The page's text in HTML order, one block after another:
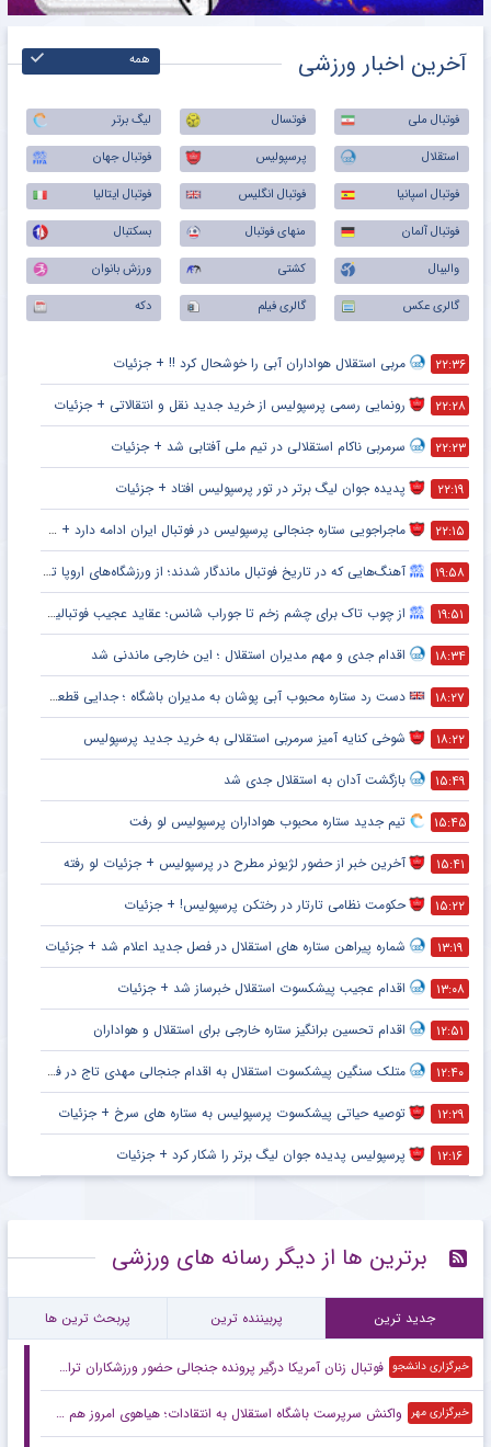
آخرین اخبار ورزشی همه
فوتبال ملی فوتسال
لیگ برتر
استقلال
پرسپولیس
فوتبال جهان
فوتبال اسپانیا
فوتبال انگلیس
فوتبال ایتالیا
فوتبال آلمان
منهای فوتبال
بسکتبال
والیبال
کشتی
ورزش بانوان
گالری عکس
گالری فیلم دکه
۲۲:۳۶ مربی استقلال هواداران آبی را خوشحال کرد !! + جزئیات
۲۲:۲۸ رونمایی رسمی پرسپولیس از خرید جدید نقل و انتقالاتی + جزئیات
۲۲:۲۳ سرمربی ناکام استقلالی در تیم ملی آفتابی شد + جزئیات
۲۲:۱۹ پدیده جوان لیگ برتر در تور پرسپولیس افتاد + جزئیات
۲۲:۱۵ ماجراجویی ستاره جنجالی پرسپولیس در فوتبال ایران ادامه دارد + جزئیات
۱۹:۵۸ آهنگ‌هایی که در تاریخ فوتبال ماندگار شدند؛ از ورزشگاه‌های اروپا تا جام جهانی
۱۹:۵۱ از چوب تاک برای چشم زخم تا جوراب شانس؛ عقاید عجیب فوتبالیست‌ها!
۱۸:۳۴ اقدام جدی و مهم مدیران استقلال ؛ این خارجی ماندنی شد
۱۸:۲۷ دست رد ستاره محبوب آبی پوشان به مدیران باشگاه ؛ جدایی قطعی است !
۱۸:۲۲ شوخی کنایه آمیز سرمربی استقلالی به خرید جدید پرسپولیس
۱۵:۴۹ بازگشت آدان به استقلال جدی شد
۱۵:۴۵ تیم جدید ستاره محبوب هواداران پرسپولیس لو رفت
۱۵:۴۱ آخرین خبر از حضور لژیونر مطرح در پرسپولیس + جزئیات لو رفته
۱۵:۲۲ حکومت نظامی تارتار در رختکن پرسپولیس! + جزئیات
۱۳:۱۹ شماره پیراهن ستاره های استقلال در فصل جدید اعلام شد + جزئیات
۱۳:۰۸ اقدام عجیب پیشکسوت استقلال خبرساز شد + جزئیات
۱۲:۵۱ اقدام تحسین برانگیز ستاره خارجی برای استقلال و هواداران
۱۲:۴۰ متلک سنگین پیشکسوت استقلال به اقدام جنجالی مهدی تاج در فدراسیون فوتبال
۱۲:۲۹ توصیه حیاتی پیشکسوت پرسپولیس به ستاره های سرخ + جزئیات
۱۲:۱۶ پرسپولیس پدیده جوان لیگ برتر را شکار کرد + جزئیات
برترین ها از دیگر رسانه های ورزشی
جدید ترین پربیننده ترین پربحث ترین ها
خبرگزاری دانشجو فوتبال زنان آمریکا درگیر پرونده جنجالی حضور ورزشکاران تراجنسیتی
خبرگزاری مهر واکنش سرپرست باشگاه استقلال به انتقادات؛ هیاهوی امروز هم می‌گذرد!